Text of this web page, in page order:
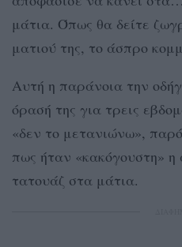
μάτια. Όπως θα δείτε
ματιού της, το άσπρο
Αυτή η παράνοια την
όρασή της για τρεις
«δεν το μετανιώνω»,
πως ήταν «κακόγουστη»
τατουάζ στα μάτια.